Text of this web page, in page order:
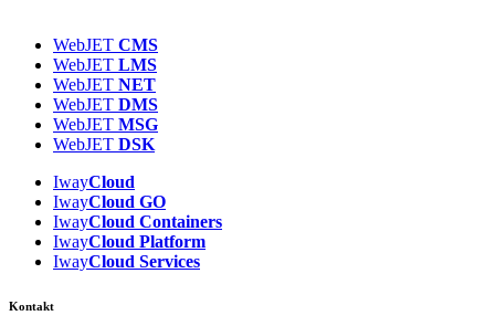
WebJET CMS
WebJET LMS
WebJET NET
WebJET DMS
WebJET MSG
WebJET DSK
IwayCloud
IwayCloud GO
IwayCloud Containers
IwayCloud Platform
IwayCloud Services
Kontakt